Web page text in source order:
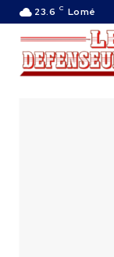
23.6 C Lomé